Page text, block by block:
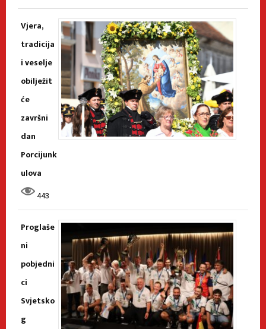
Vjera,
tradicija
i veselje
obilježit
će
završni
dan
Porcijunk
ulova
443
Proglaše
ni
pobjedni
ci
Svjetsko
g